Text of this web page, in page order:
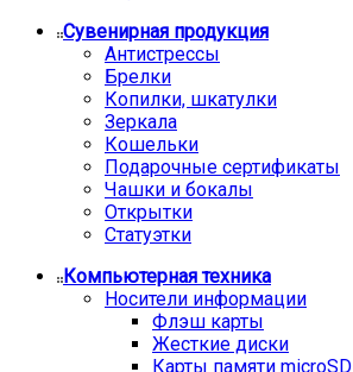
Сувенирная продукция
Антистрессы
Брелки
Копилки, шкатулки
Зеркала
Кошельки
Подарочные сертификаты
Чашки и бокалы
Открытки
Статуэтки
Компьютерная техника
Носители информации
Флэш карты
Жесткие диски
Карты памяти microSD